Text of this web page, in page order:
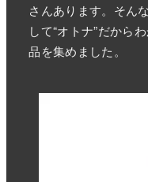
さんあります。そん
して“オトナ”だから
品を集めました。